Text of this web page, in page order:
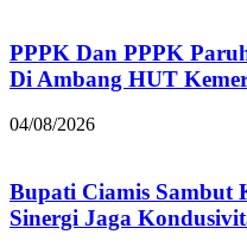
PPPK Dan PPPK
Di Ambang HUT
04/08/2026
Bupati Ciamis Sambut
Sinergi Jaga